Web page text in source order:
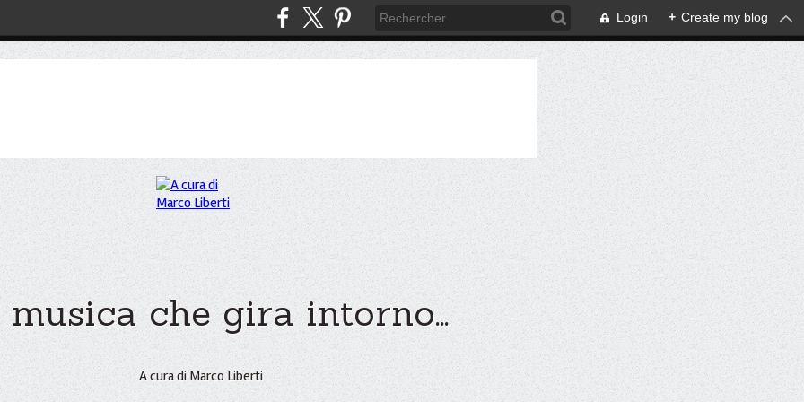
Login + Create my blog
che gira intorno...
A cura di Marco Liberti